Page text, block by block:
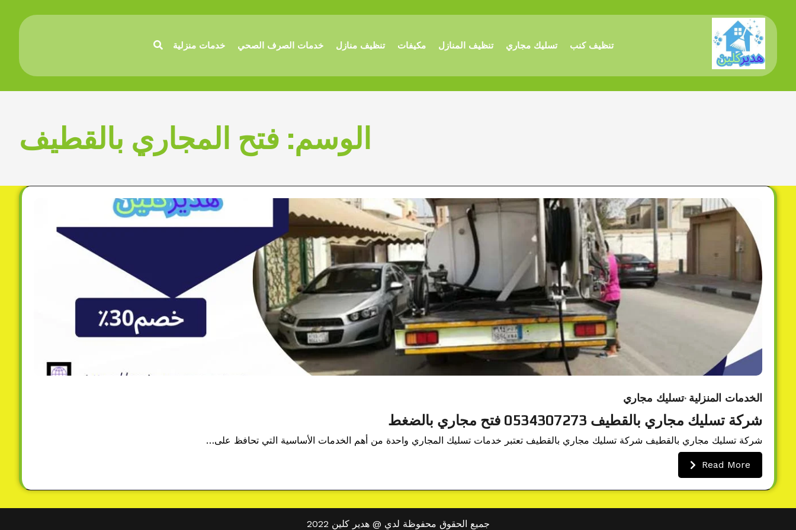
تنظيف كنب تسليك مجاري تنظيف المنازل مكيفات تنظيف منازل خدمات الصرف الصحي خدمات منزلية
الوسم: فتح المجاري بالقطيف
الخدمات المنزلية تسليك مجاري
شركة تسليك مجاري بالقطيف 0534307273 فتح مجاري بالضغط
شركة تسليك مجاري بالقطيف شركة تسليك مجاري بالقطيف تعتبر خدمات تسليك المجاري واحدة من أهم الخدمات الأساسية التي تحافظ على…
Read More
جميع الحقوق محفوظة لدي @ هدير كلين 2022